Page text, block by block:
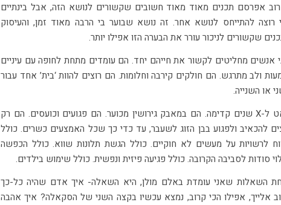
אפרסם תכנים מאוד מאוד חשובים שקשורים לנושא הזה, אבל בינתיים
רוצה להתייחס לנושא אחר. זה נושא שבוער בי הרבה מאוד זמן, והעיסוק
שקשורים לניכור עורר את הבערה הזו אפילו יותר.
אנשים מחליטים לקשור את חייהם יחד. הם עומדים מתחת לחופה עם עיניים
ולב מתרגש. הם חולקים קירבה וחלומות. הם רוצים להוות ‘בית’ אחד עבור
או השנייה.
קאט ל-X שנים קדימה. הם במאבק גירושין מכוער. הם פגועים וכועסים. הם רק
להכאיב ולפגוע בבן הזוג לשעבר, עד כדי כך שכל האמצעים כשרים. כולל
לרשויות על מעשים לא חוקיים. כולל הגשת תלונות שווא. כולל הכפשה
סודות לסביבה הקרובה. כולל פגיעה פיזית ונפשית. כולל שימוש בילדים.
השאלות שאני עומדת באלם מולן, היא השאלה- איך אדם שהיה כל-כך
אלייך, אפילו הכי קרוב, נמצא עכשיו בקצה השני של הסקאלה? איך אהבה